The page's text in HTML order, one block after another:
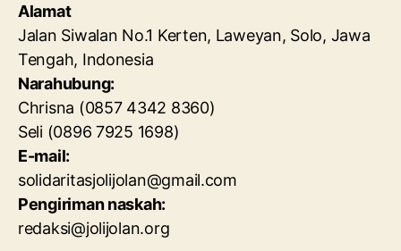
Alamat
Jalan Siwalan No.1 Kerten, Laweyan, Solo, Jawa
Tengah, Indonesia
Narahubung:
Chrisna (0857 4342 8360)
Seli (0896 7925 1698)
E-mail:
solidaritasjolijolan@gmail.com
Pengiriman naskah:
redaksi@jolijolan.org